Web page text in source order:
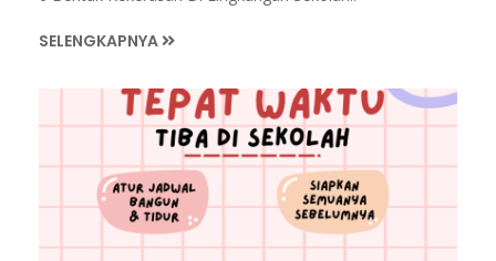
SELENGKAPNYA